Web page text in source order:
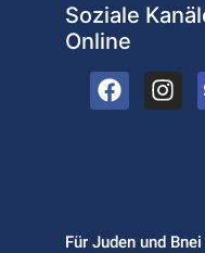
Soziale
Online
Für Juden und